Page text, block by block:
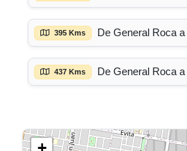
395 Kms De General Roca a
437 Kms De General Roca a